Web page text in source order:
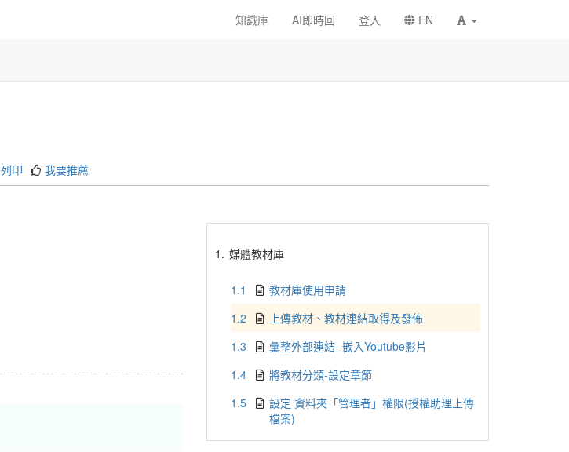
知識庫 AI即時回 登入 EN
列印 我要推薦
1. 媒體教材庫
1.1
教材庫使用申請
1.2
上傳教材、教材連結取得及發佈
1.3
彙整外部連結- 嵌入Youtube影片
1.4
將教材分類-設定章節
1.5
設定 資料夾「管理者」權限(授權助理上傳
檔案)